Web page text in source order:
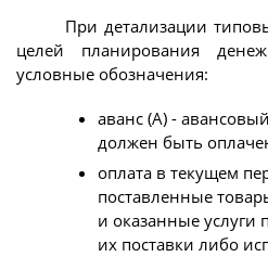
При детализации
целей планирования
условные обозначения:
аванс (А) -
должен быть
оплата в текущем
поставленные
и оказанные услуги
их поставки либо